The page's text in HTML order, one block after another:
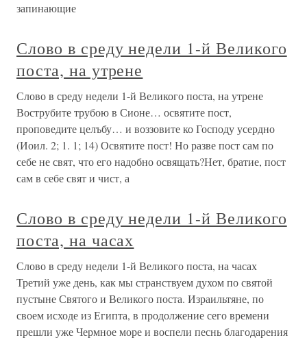
запинающие
Слово в среду недели 1-й Великого
поста, на утрене
Слово в среду недели 1-й Великого поста, на утрене
Вострубите трубою в Сионе… освятите пост,
проповедите целъбу… и воззовите ко Господу усердно
(Иоил. 2; 1. 1; 14) Освятите пост! Но разве пост сам по
себе не свят, что его надобно освящать?Нет, братие, пост
сам в себе свят и чист, а
Слово в среду недели 1-й Великого
поста, на часах
Слово в среду недели 1-й Великого поста, на часах
Третий уже день, как мы странствуем духом по святой
пустыне Святого и Великого поста. Израильтяне, по
своем исходе из Египта, в продолжение сего времени
прешли уже Чермное море и воспели песнь благодарения